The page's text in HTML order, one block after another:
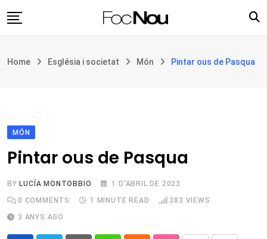
to
Filosofia i teologia
Opinió
Botiga
Home Església i societat Món Pintar ous de Pasqua
MÓN
Pintar ous de Pasqua
BY LUCÍA MONTOBBIO
1 D'ABRIL DE 2023
0 COMMENTS 1 MINUTE READ 383 VIEWS
3 ANYS AGO